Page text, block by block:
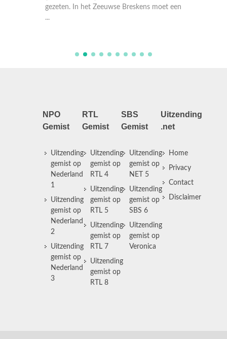
gezeten. In het Zeeuwse Breskens moet een
...
NPO
Gemist
Uitzending
gemist op
Nederland
1
Uitzending
gemist op
Nederland
2
Uitzending
gemist op
Nederland
3
RTL
Gemist
Uitzending
gemist op
RTL 4
Uitzending
gemist op
RTL 5
Uitzending
gemist op
RTL 7
Uitzending
gemist op
RTL 8
SBS
Gemist
Uitzending
gemist op
NET 5
Uitzending
gemist op
SBS 6
Uitzending
gemist op
Veronica
Uitzending
.net
Home
Privacy
Contact
Disclaimer